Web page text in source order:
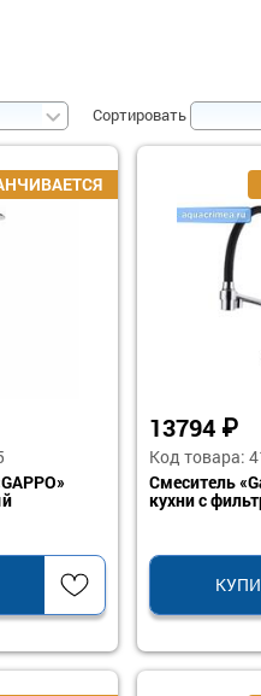
Сортировать
13794 ₽
Код товара:
Смеситель
кухни с